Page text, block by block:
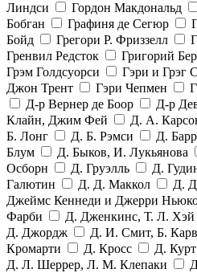
Линдси
Гордон Макдональд
Бобган
Графиня де Сегюр
Бойд
Грегори Р. Фриззелл
Гренвил Редсток
Григорий
Грэм Голдсуорси
Гэри и Грэг
Джон Трент
Гэри Чепмен
Д-р Вернер де Боор
Д-р
Клайн, Джим Фей
Д. А.
Б. Лонг
Д. Б. Рэмси Д.
Блум
Д. Быков, И. Лукьянова
Осборн
Д. Груэлль Д.
Галютин
Д. Д. Маккол Д.
Джеймс Кеннеди и Джерри
Фарби
Д. Дженкинс, Т. Л. Хэй
Д. Джордж
Д. И. Смит, Б.
Кромарти
Д. Кросс Д.
Д. Л. Шеррер, Л. М. Клепаки